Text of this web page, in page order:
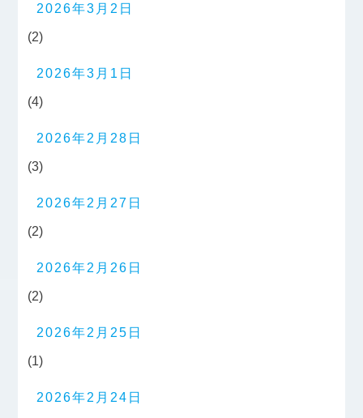
2026年3月2日
(2)
2026年3月1日
(4)
2026年2月28日
(3)
2026年2月27日
(2)
2026年2月26日
(2)
2026年2月25日
(1)
2026年2月24日